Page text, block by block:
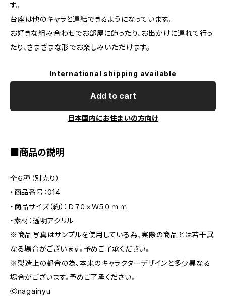
す。
台座は他のキャラと連結できるようになっています。
お好きな組み合わせでお部屋に飾ったり、お出かけに連れて行っ
たり、さまざまな形でお楽しみいただけます。
International shipping available
Add to cart
日本国内にお住まいの方向け
■商品の説明
全６種（別売り）
・商品番号：014
・商品サイズ（約）：Ｄ７０×Ｗ５０ｍｍ
・素材：透明アクリル
※商品写真はサンプルを使用している為、実際の商品とは若干異
なる場合がございます。予めご了承ください。
※製造上の都合の為、本来のキャラクターデザインと多少異なる
場合がございます。予めご了承ください。
Ⓒnagainyu